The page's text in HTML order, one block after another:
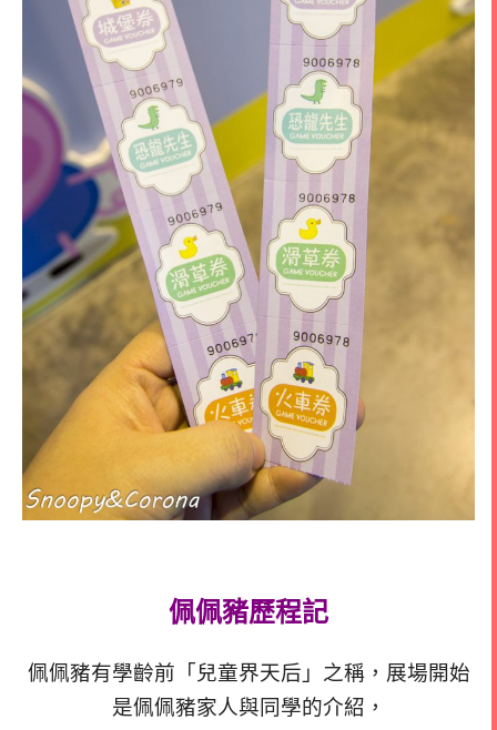
佩佩豬歷程記
佩佩豬有學齡前「兒童界天后」之稱，展場開始
是佩佩豬家人與同學的介紹，